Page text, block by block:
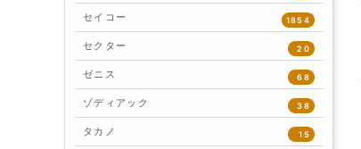
セイコー 1854
セクター 20
ゼニス 68
ゾディアック 38
タカノ 15